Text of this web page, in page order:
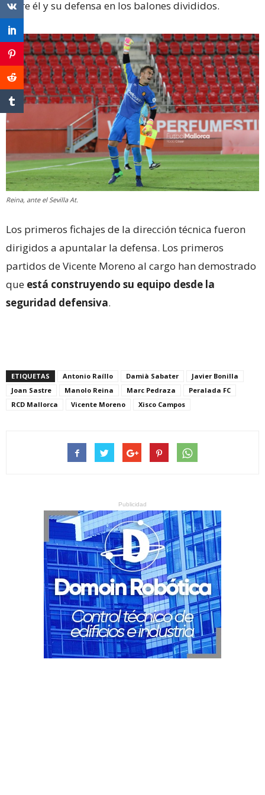
entre él y su defensa en los balones divididos.
Reina, ante el Sevilla At.
Los primeros fichajes de la dirección técnica fueron
dirigidos a apuntalar la defensa. Los primeros
partidos de Vicente Moreno al cargo han demostrado
que está construyendo su equipo desde la
seguridad defensiva.
ETIQUETAS Antonio Raíllo Damià Sabater
Javier Bonilla
Joan Sastre
Manolo Reina Marc Pedraza
Peralada FC
RCD Mallorca
Vicente Moreno Xisco Campos
Publicidad